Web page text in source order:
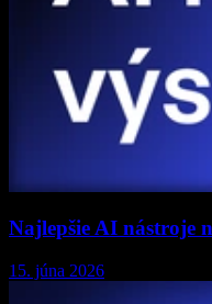
Najlepšie AI nástroje
15. júna 2026